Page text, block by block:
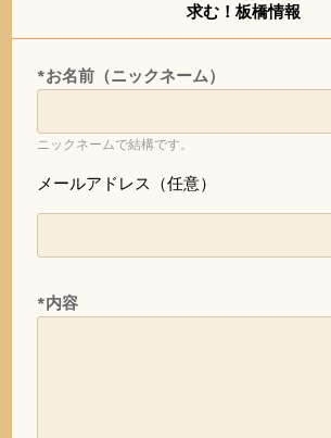
求む！板橋情報
*お名前（ニックネーム）
ニックネームで結構です。
メールアドレス（任意）
*内容